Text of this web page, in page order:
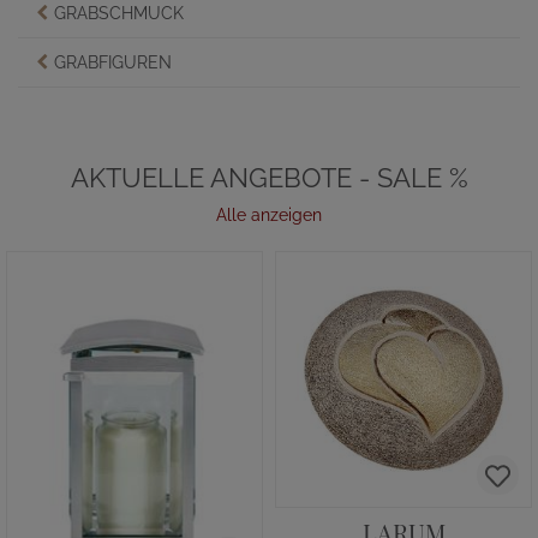
GRABSCHMUCK
GRABFIGUREN
AKTUELLE ANGEBOTE - SALE %
Alle anzeigen